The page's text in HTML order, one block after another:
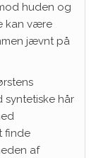
huden og
kan være
jævnt på
syntetiske hår
finde
af